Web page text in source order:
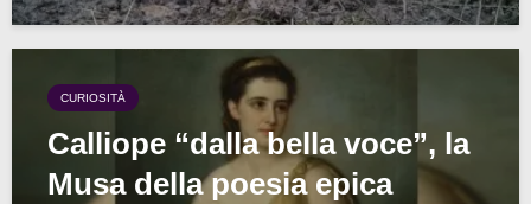
CURIOSITÀ
Calliope “dalla bella voce”, la
Musa della poesia epica